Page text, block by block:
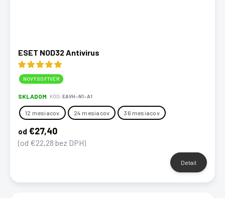
ESET NOD32 Antivirus
NOVÝ SOFTVÉR
SKLADOM KÓD: EAVH-N1-A1
12 mesiacov 24 mesiacov 36 mesiacov
od €27,40
(od €22,28 bez DPH)
Detail